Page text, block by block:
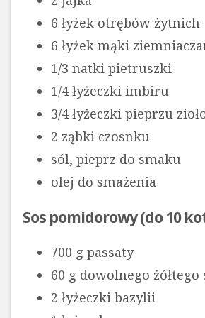
6 łyżek otrębów żytnich
6 łyżek mąki
1/3 natki pietruszki
1/4 łyżeczki imbiru
3/4 łyżeczki pieprzu
2 ząbki czosnku
sól, pieprz do smaku
olej do smażenia
Sos pomidorowy (do 10
700 g passaty
60 g dowolnego żółtego
2 łyżeczki bazylii